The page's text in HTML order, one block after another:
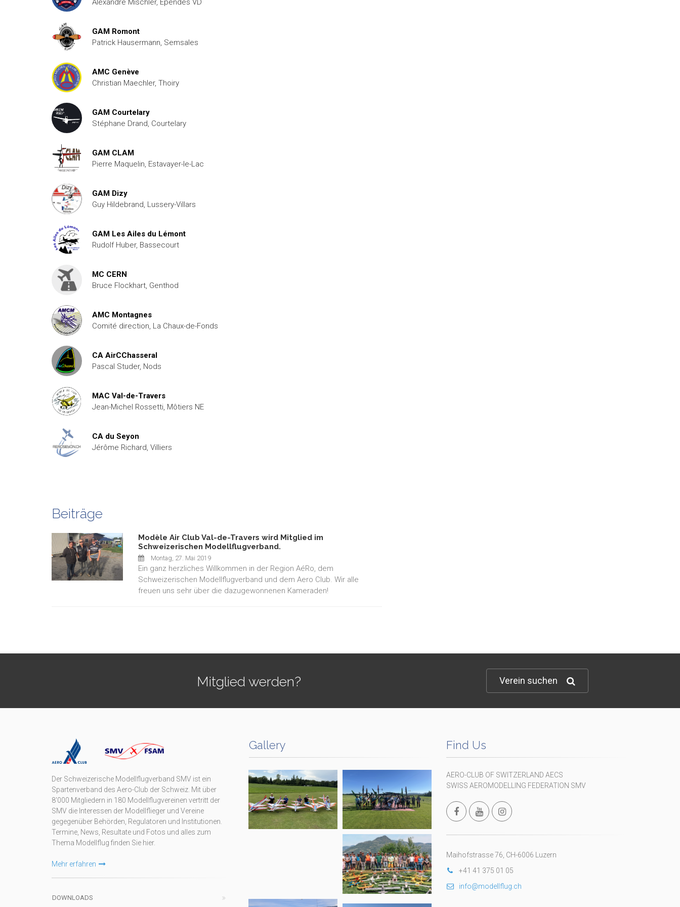
Alexandre Mischler, Ependes VD
GAM Romont
Patrick Hausermann, Semsales
AMC Genève
Christian Maechler, Thoiry
GAM Courtelary
Stéphane Drand, Courtelary
GAM CLAM
Pierre Maquelin, Estavayer-le-Lac
GAM Dizy
Guy Hildebrand, Lussery-Villars
GAM Les Ailes du Lémont
Rudolf Huber, Bassecourt
MC CERN
Bruce Flockhart, Genthod
AMC Montagnes
Comité direction, La Chaux-de-Fonds
CA AirCChasseral
Pascal Studer, Nods
MAC Val-de-Travers
Jean-Michel Rossetti, Môtiers NE
CA du Seyon
Jérôme Richard, Villiers
Beiträge
Modèle Air Club Val-de-Travers wird Mitglied im
Schweizerischen Modellflugverband.
Montag, 27. Mai 2019
Ein ganz herzliches Willkommen in der Region AéRo, dem
Schweizerischen Modellflugverband und dem Aero Club. Wir alle
freuen uns sehr über die dazugewonnenen Kameraden!
Mitglied werden? Verein suchen
Der Schweizerische Modellflugverband SMV ist ein
Spartenverband des Aero-Club der Schweiz. Mit über
8'000 Mitgliedern in 180 Modellflugvereinen vertritt der
SMV die Interessen der Modellflieger und Vereine
gegegenüber Behörden, Regulatoren und Institutionen.
Termine, News, Resultate und Fotos und alles zum
Thema Modellflug finden Sie hier.
Mehr erfahren
DOWNLOADS
Gallery Find Us
AERO-CLUB OF SWITZERLAND AECS
SWISS AEROMODELLING FEDERATION SMV
Maihofstrasse 76, CH-6006 Luzern
+41 41 375 01 05
info@modellflug.ch